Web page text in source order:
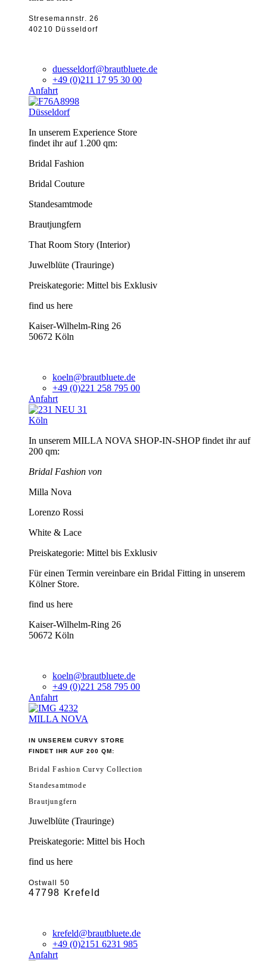
Stresemannstr. 26
40210 Düsseldorf
duesseldorf@brautbluete.de
+49 (0)211 17 95 30 00
Anfahrt
Düsseldorf
In unserem Experience Store
findet ihr auf 1.200 qm:
Bridal Fashion
Bridal Couture
Standesamtmode
Brautjungfern
That Room Story (Interior)
Juwelblüte (Trauringe)
Preiskategorie: Mittel bis Exklusiv
find us here
Kaiser-Wilhelm-Ring 26
50672 Köln
koeln@brautbluete.de
+49 (0)221 258 795 00
Anfahrt
Köln
In unserem MILLA NOVA SHOP-IN-SHOP findet ihr auf
200 qm:
Bridal Fashion von
Milla Nova
Lorenzo Rossi
White & Lace
Preiskategorie: Mittel bis Exklusiv
Für einen Termin vereinbare ein Bridal Fitting in unserem
Kölner Store.
find us here
Kaiser-Wilhelm-Ring 26
50672 Köln
koeln@brautbluete.de
+49 (0)221 258 795 00
Anfahrt
MILLA NOVA
IN UNSEREM CURVY STORE
FINDET IHR AUF 200 QM:
Bridal Fashion Curvy Collection
Standesamtmode
Brautjungfern
Juwelblüte (Trauringe)
Preiskategorie: Mittel bis Hoch
find us here
Ostwall 50
47798 Krefeld
krefeld@brautbluete.de
+49 (0)2151 6231 985
Anfahrt